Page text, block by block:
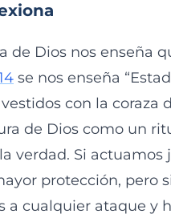
de Dios nos enseña
se nos enseña
con la coraza
de Dios como un
verdad. Si
protección, pero
a cualquier ataque y